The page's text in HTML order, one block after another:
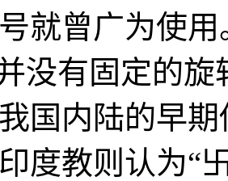
就曾广为使
没有固定的旋
国内陆的早
度教则认为“